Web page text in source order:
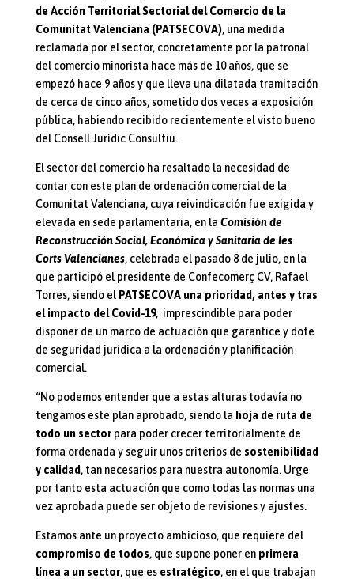
de Acción Territorial Sectorial del Comercio de la
Comunitat Valenciana (PATSECOVA), una medida
reclamada por el sector, concretamente por la patronal
del comercio minorista hace más de 10 años, que se
empezó hace 9 años y que lleva una dilatada tramitación
de cerca de cinco años, sometido dos veces a exposición
pública, habiendo recibido recientemente el visto bueno
del Consell Jurídic Consultiu.
El sector del comercio ha resaltado la necesidad de
contar con este plan de ordenación comercial de la
Comunitat Valenciana, cuya reivindicación fue exigida y
elevada en sede parlamentaria, en la Comisión de
Reconstrucción Social, Económica y Sanitaria de les
Corts Valencianes, celebrada el pasado 8 de julio, en la
que participó el presidente de Confecomerç CV, Rafael
Torres, siendo el PATSECOVA una prioridad, antes y tras
el impacto del Covid-19, imprescindible para poder
disponer de un marco de actuación que garantice y dote
de seguridad jurídica a la ordenación y planificación
comercial.
“No podemos entender que a estas alturas todavía no
tengamos este plan aprobado, siendo la hoja de ruta de
todo un sectorpara poder crecer territorialmente de
forma ordenada y seguir unos criterios de sostenibilidad
y calidad , tan necesarios para nuestra autonomía. Urge
por tanto esta actuación que como todas las normas una
vez aprobada puede ser objeto de revisiones y ajustes.
Estamos ante un proyecto ambicioso, que requiere del
compromiso de todos, que supone poner en primera
línea a un sector, que es estratégico, en el que trabajan